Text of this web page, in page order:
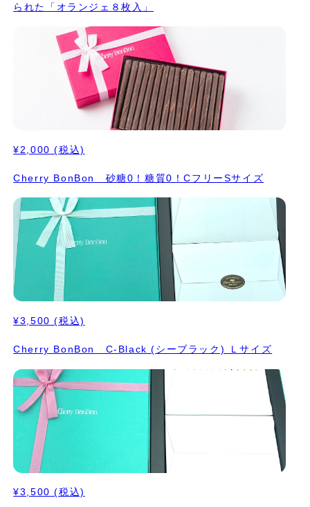
られた「オランジェ８枚入」
¥2,000 (税込)
Cherry BonBon 砂糖0！糖質0！CフリーSサイズ
¥3,500 (税込)
Cherry BonBon C-Black (シーブラック) Ｌサイズ
¥3,500 (税込)